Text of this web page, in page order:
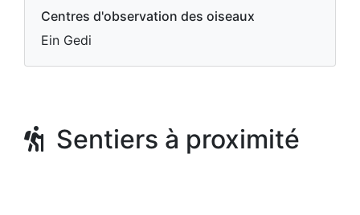
Centres d'observation des oiseaux
Ein Gedi
Sentiers à proximité